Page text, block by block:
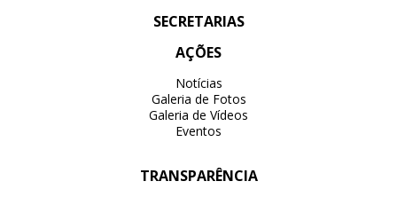
SECRETARIAS
AÇÕES
Notícias
Galeria de Fotos
Galeria de Vídeos
Eventos
TRANSPARÊNCIA